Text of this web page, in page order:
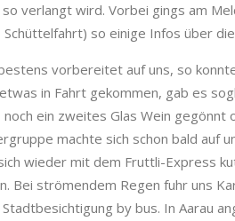
ver­langt wird. Vor­bei gings am
Schüt­telfahrt) so einige Infos über
vor­bere­it­et auf uns, so
in Fahrt gekom­men, gab es
ein zweites Glas Wein gegön­nt
machte sich schon bald auf
wieder mit dem Frut­tli-Express
Bei strö­men­dem Regen fuhr uns
by bus. In Aarau